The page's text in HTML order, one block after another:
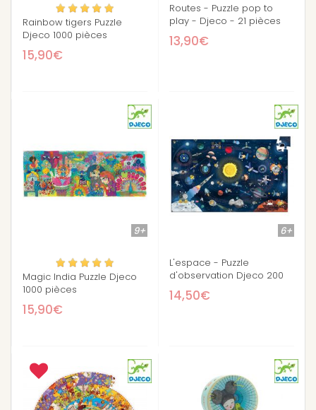
Rainbow tigers Puzzle
Djeco 1000 pièces
15,90€
Routes - Puzzle pop to
play - Djeco - 21 pièces
13,90€
9+
Magic India Puzzle Djeco
1000 pièces
15,90€
6+
L'espace - Puzzle
d'observation Djeco 200
pièces
14,50€